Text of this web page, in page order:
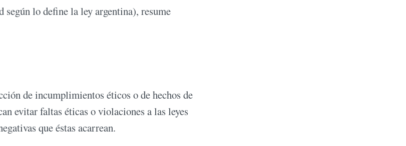
según lo define la ley argentina), resume
de incumplimientos éticos o de hechos de
evitar faltas éticas o violaciones a las leyes
que éstas acarrean.